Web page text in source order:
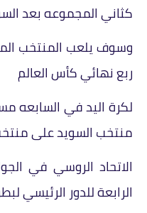
كثاني المجموعه بعد
وسوف يلعب المنتخب
ربع نهائي كأس العالم
لكرة اليد في السابعه
منتخب السويد على
الاتحاد الروسي في
الرابعة للدور الرئيسي